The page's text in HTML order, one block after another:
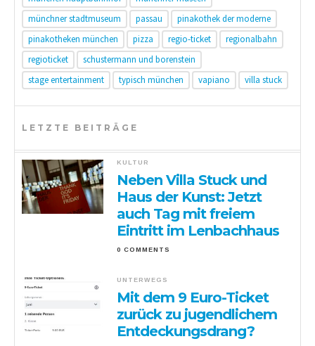
münchner stadtmuseum
passau
pinakothek der moderne
pinakotheken münchen
pizza regio-ticket
regionalbahn
regioticket
schustermann und borenstein
stage entertainment
typisch münchen vapiano villa stuck
LETZTE BEITRÄGE
KULTUR
Neben Villa Stuck und
Haus der Kunst: Jetzt
auch Tag mit freiem
Eintritt im Lenbachhaus
0 COMMENTS
UNTERWEGS
Mit dem 9 Euro-Ticket
zurück zu jugendlichem
Entdeckungsdrang?